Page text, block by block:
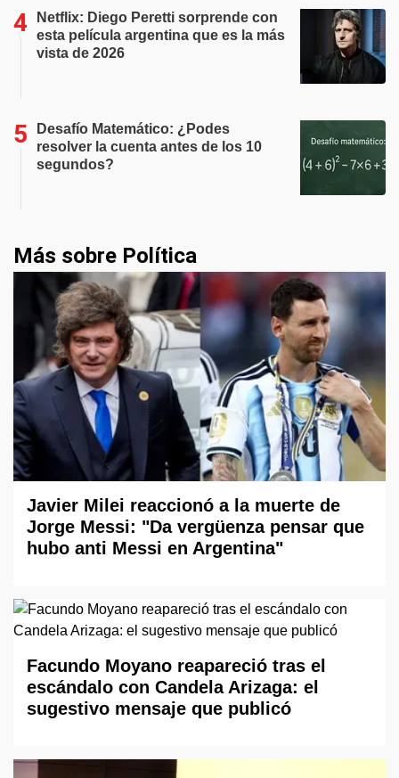
Netflix: Diego Peretti sorprende con
esta película argentina que es la más
vista de 2026
Desafío Matemático: ¿Podes
resolver la cuenta antes de los 10
segundos?
Más sobre Política
Javier Milei reaccionó a la muerte de
Jorge Messi: "Da vergüenza pensar que
hubo anti Messi en Argentina"
Facundo Moyano reapareció tras el
escándalo con Candela Arizaga: el
sugestivo mensaje que publicó